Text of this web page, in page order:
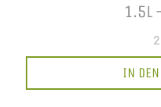
1.5L
IN